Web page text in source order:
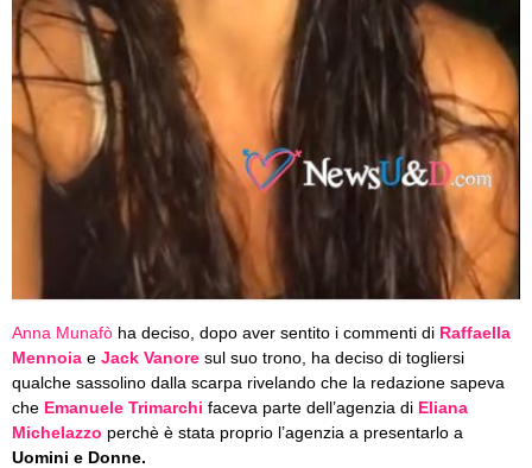
Anna Munafò ha deciso, dopo aver sentito i commenti di Raffaella
Mennoia e Jack Vanore sul suo trono, ha deciso di togliersi
qualche sassolino dalla scarpa rivelando che la redazione sapeva
che Emanuele Trimarchi faceva parte dell’agenzia di Eliana
Michelazzo perchè è stata proprio l’agenzia a presentarlo a
Uomini e Donne.